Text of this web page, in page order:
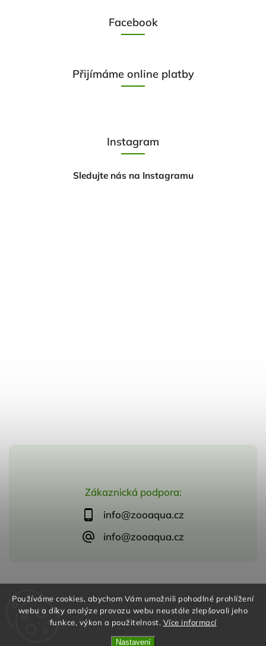
Používáme cookies, abychom Vám umožnili pohodlné prohlížení
webu a díky analýze provozu webu neustále zlepšovali jeho
funkce, výkon a použitelnost. Více informací
Nastavení
Zákaznická podpora:
info@zooaqua.cz
info@zooaqua.cz
Facebook
Přijímáme online platby
Instagram
Sledujte nás na Instagramu
VytvořilShoptet | DesignShoptak.cz